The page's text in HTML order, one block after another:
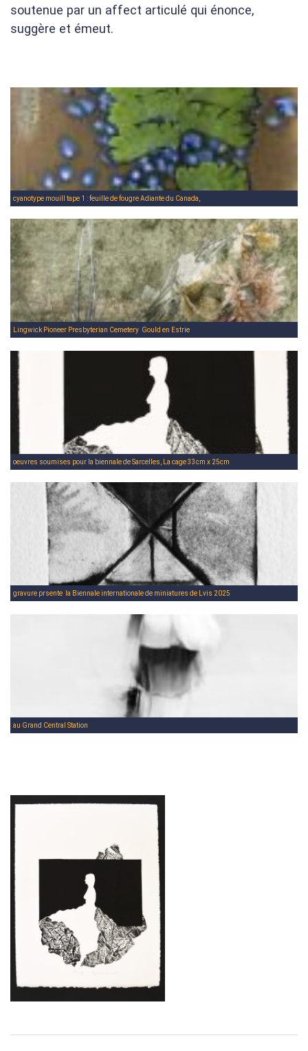
soutenue par un affect articulé qui énonce,
suggère et émeut.
cyanotype mouill tape 1 : feuille de fougre Adiante du Canada,
Lingwick Pioneer Presbyterian Cemetery  Gould en Estrie
oeuvres soumises pour la biennale de Sarcelles, La cage 33cm x 25cm
gravure prsente  la Biennale internationale de miniatures de Lvis 2025
au Grand Central Station